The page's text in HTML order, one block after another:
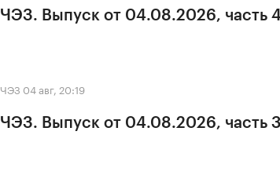
ЧЭЗ. Выпуск от 04.08.2026, часть
ЧЭЗ 04 авг, 20:19
ЧЭЗ. Выпуск от 04.08.2026, часть